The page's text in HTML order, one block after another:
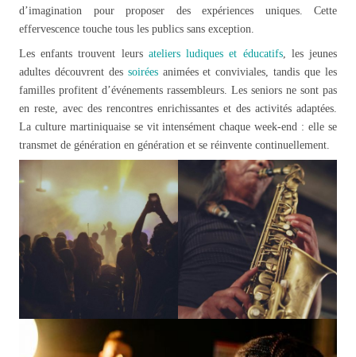
d’imagination pour proposer des expériences uniques. Cette
effervescence touche tous les publics sans exception.
Les enfants trouvent leurs ateliers ludiques et éducatifs, les jeunes
adultes découvrent des soiréesanimées et conviviales, tandis que les
familles profitent d’événements rassembleurs. Les seniors ne sont pas
en reste, avec des rencontres enrichissantes et des activités adaptées.
La culture martiniquaise se vit intensément chaque week-end : elle se
transmet de génération en génération et se réinvente continuellement.